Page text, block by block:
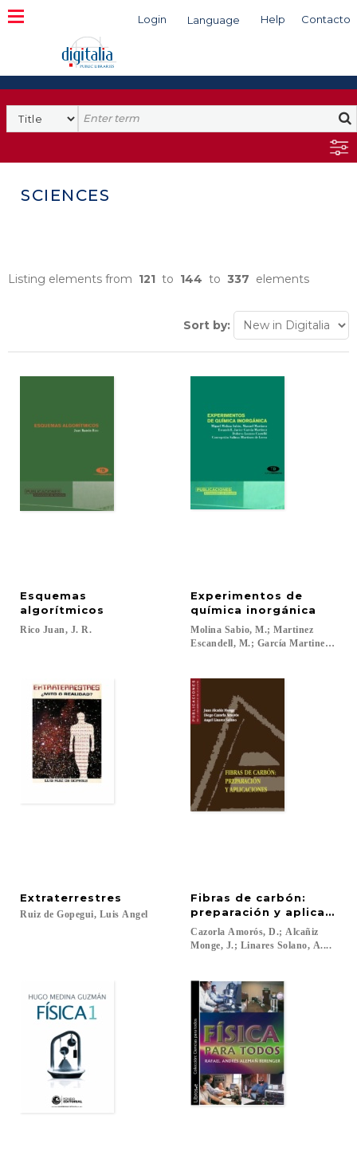
Login Language Help Contacto
Search
SCIENCES
Listing elements from 121 to 144 to 337 elements
Sort by:
Esquemas
algorítmicos
Rico Juan, J. R.
Experimentos de
química inorgánica
Molina Sabio, M.; Martinez
Escandell, M.; García Martinez, J....
Extraterrestres
Ruiz de Gopegui, Luis Angel
Fibras de carbón:
preparación y
Cazorla Amorós, D.; Alcañiz
Monge, J.; Linares Solano, A....